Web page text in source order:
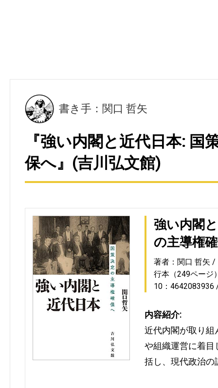
書き手：関口 哲矢
『強い内閣と近代日本: 国
保へ』(吉川弘文館)
強い内閣
の主導権
著者：関口 哲矢
行本（249ページ
10：4642083936
内容紹介:
近代内閣が取り組
や組織運営に着目
括し、現代政治の